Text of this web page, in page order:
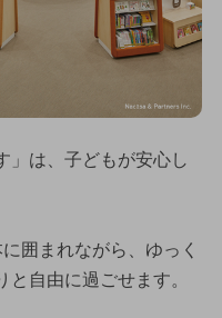
」は、子どもが安心し
囲まれながら、ゆっく
自由に過ごせます。